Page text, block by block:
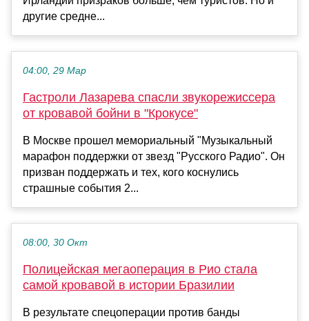
другие средне...
04:00, 29 Мар
Гастроли Лазарева спасли звукорежиссера
от кровавой бойни в "Крокусе"
В Москве прошел мемориальный "Музыкальный
марафон поддержки от звезд "Русского Радио". Он
призван поддержать и тех, кого коснулись
страшные события 2...
08:00, 30 Окт
Полицейская мегаоперация в Рио стала
самой кровавой в истории Бразилии
В результате спецоперации против банды